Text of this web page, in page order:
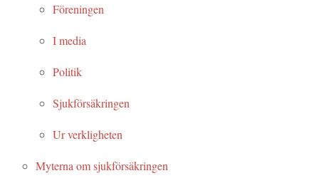
Föreningen
I media
Politik
Sjukförsäkringen
Ur verkligheten
Myterna om sjukförsäkringen